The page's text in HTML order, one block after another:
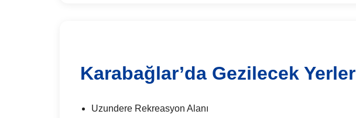
Karabağlar’da Gezilecek Yerler
Uzundere Rekreasyon Alanı